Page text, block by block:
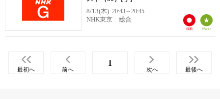
8/13(木) 20:43～20:45
NHK東京 総合
最初へ 前へ
1
次へ 最後へ